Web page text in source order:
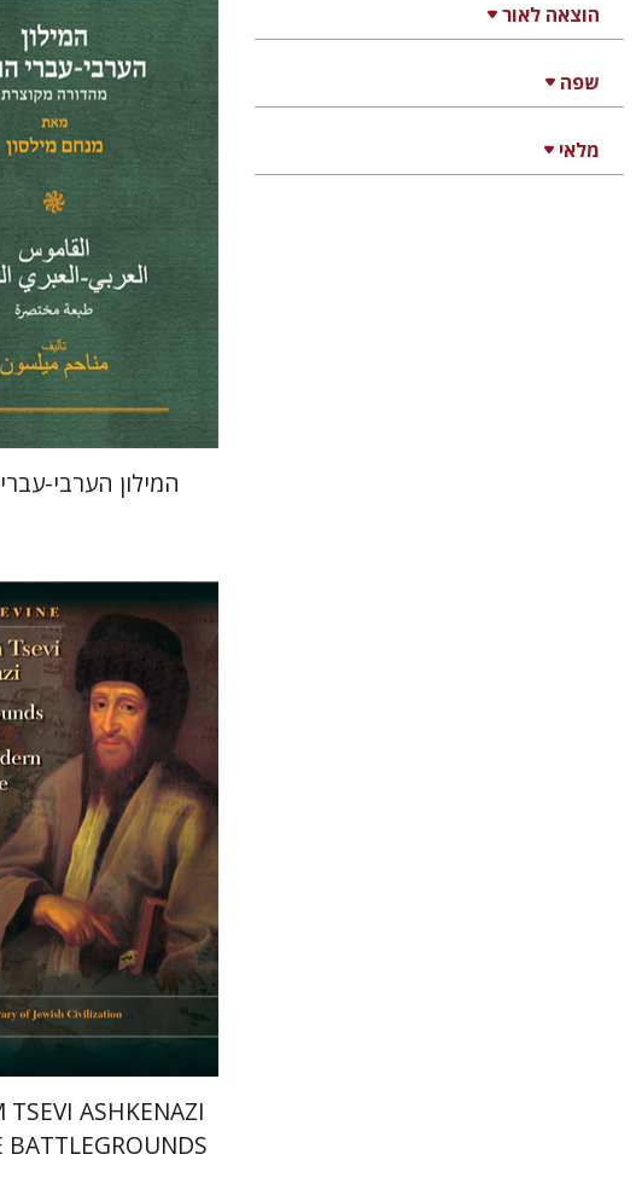
הוצאה לאור
שפה
מלאי
מנחם מילסון
הנחת אתר ספר
$46
$41
המילון הערבי-
יוסי לוין
הנחת אתר ספר
$50
$45
TSEVI ASHKENAZI